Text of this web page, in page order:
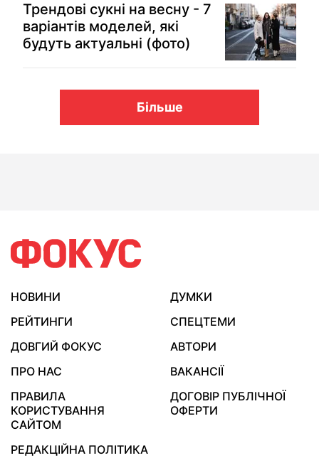
Трендові сукні на весну - 7
варіантів моделей, які
будуть актуальні (фото)
Більше
НОВИНИ
ДУМКИ
РЕЙТИНГИ
СПЕЦТЕМИ
ДОВГИЙ ФОКУС
АВТОРИ
ПРО НАС
ВАКАНСІЇ
ПРАВИЛА
КОРИСТУВАННЯ
САЙТОМ
ДОГОВІР ПУБЛІЧНОЇ
ОФЕРТИ
РЕДАКЦІЙНА ПОЛІТИКА